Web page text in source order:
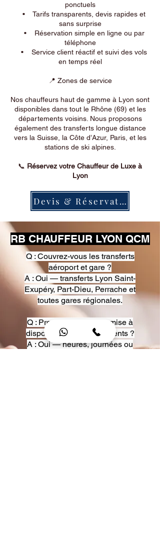
ponctuels
• Tarifs transparents, devis rapides et
sans surprise
• Réservation simple en ligne ou par
téléphone
• Service client réactif et suivi des vols
en temps réel
📍 Zones de service
Nos chauffeurs haut de gamme à Lyon sont
disponibles dans tout le Rhône (69) et les
départements voisins. Nous proposons
également des transferts longue distance
vers la Suisse, la Côte d’Azur, Paris, et les
stations de ski alpines.
📞 Réservez votre Chauffeur de Luxe à
Lyon
Devis & Réservation
RB CHAUFFEUR LYON QCM
Q : Couvrez-vous les transferts
aéroport et gare ?
A : Oui — transferts Lyon Saint-
Exupéry, Part-Dieu, Perrache et
toutes gares régionales.
Q : Proposez-vous une mise à
disposition pour événements ?
A : Oui — heures, journées ou